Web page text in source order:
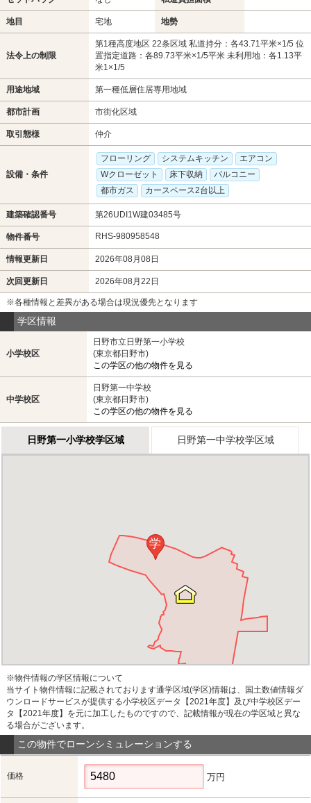
地目 宅地 地勢
法令上の制限
第1種高度地区 22条区域 私道持分：各43.71平米×1/5 位
置指定道路：各89.73平米×1/5平米 未利用地：各1.13平
米1×1/5
用途地域 第一種低層住居専用地域
都市計画 市街化区域
取引態様 仲介
設備・条件
フローリング システムキッチン
エアコン
Wクローゼット
床下収納
バルコニー
都市ガス
カースペース2台以上
建築確認番号 第26UDI1W建03485号
物件番号 RHS-980958548
情報更新日 2026年08月08日
次回更新日 2026年08月22日
※各種情報と差異がある場合は現況優先となります
学区情報
小学校区
日野市立日野第一小学校
(東京都日野市)
この学区の他の物件を見る
中学校区
日野第一中学校
(東京都日野市)
この学区の他の物件を見る
日野第一小学校学区域 日野第一中学校学区域
学
※物件情報の学区情報について
当サイト物件情報に記載されております通学区域(学区)情報は、国土数値情報ダ
ウンロードサービスが提供する小学校区データ【2021年度】及び中学校区デー
タ【2021年度】を元に加工したものですので、記載情報が現在の学区域と異な
る場合がございます。
この物件でローンシミュレーションする
価格 万円